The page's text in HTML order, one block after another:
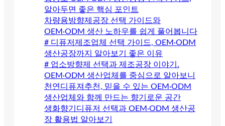
알아두면 좋은 핵심 포인트
차량용방향제공장 선택 가이드와
OEM·ODM 생산 노하우를 쉽게 풀어봅니다
# 디퓨저제조업체 선택 가이드, OEM·ODM
생산공장까지 알아보기 좋은 이유
# 업소방향제 선택과 제조공장 이야기.
OEM·ODM 생산업체를 중심으로 알아보니
천연디퓨져추천, 믿을 수 있는 OEM·ODM
생산업체와 함께 만드는 향기로운 공간
생화향기디퓨저 선택과 OEM·ODM 생산공
장 활용법 알아보기